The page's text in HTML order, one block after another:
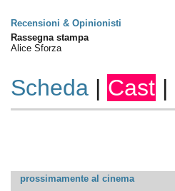
Recensioni & Opinionisti
Rassegna stampa
Alice Sforza
Scheda| Cast |
prossimamente al cinema